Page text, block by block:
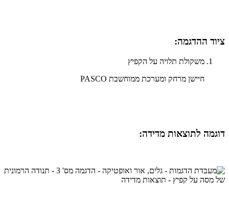
ציוד ההדגמה:​​
משקולת תלויה על הקפיץ
חיישן מרחק ומערכת ממוחשבת PASCO
דוגמה לתוצאות מדידה:​